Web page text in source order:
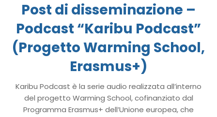
Post di disseminazione –
Podcast “Karibu Podcast”
(Progetto Warming School,
Erasmus+)
Karibu Podcast è la serie audio realizzata all’interno
del progetto Warming School, cofinanziato dal
Programma Erasmus+ dell’Unione europea, che